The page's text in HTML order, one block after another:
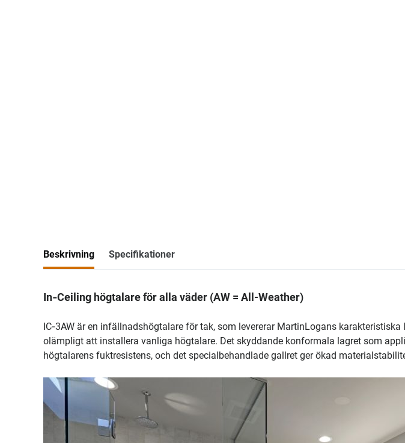
Beskrivning Specifikationer
In‑Ceiling högtalare för alla väder (AW = All-Weather)
IC‑3AW är en infällnadshögtalare för tak, som levererar MartinLogans
olämpligt att installera vanliga högtalare. Det skyddande konformala lagret som
högtalarens fuktresistens, och det specialbehandlade gallret ger ökad